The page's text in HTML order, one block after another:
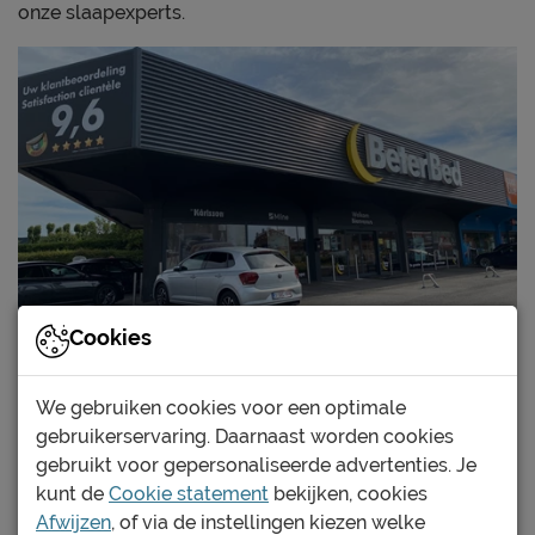
onze slaapexperts.
Beter Slapen iD
In deze winkel is een Beter Slapen iD
lichaamsscan aanwezig. Kom langs voor
objectief advies voor jouw perfecte
Cookies
We gebruiken cookies voor een optimale
gebruikerservaring. Daarnaast worden cookies
gebruikt voor gepersonaliseerde advertenties. Je
kunt de Cookie statement bekijken, cookies
Afwijzen, of via de instellingen kiezen welke